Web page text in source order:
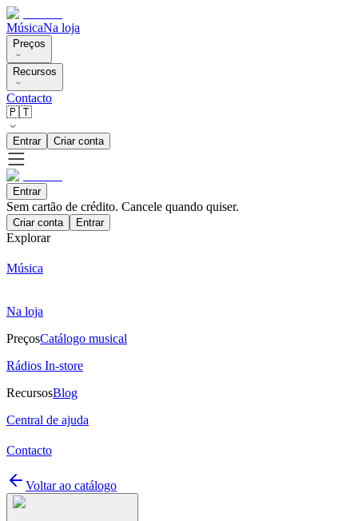
MúsicaNa loja
Preços
Recursos
Contacto
🇵🇹
Entrar Criar conta
Entrar
Sem cartão de crédito. Cancele quando quiser.
Criar conta Entrar
Explorar
Música
Na loja
PreçosCatálogo musical
Rádios In-store
RecursosBlog
Central de ajuda
Contacto
Voltar ao catálogo